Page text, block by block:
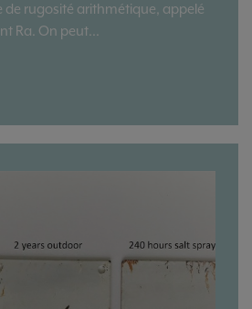
de rugosité arithmétique, appelé
Ra. On peut...